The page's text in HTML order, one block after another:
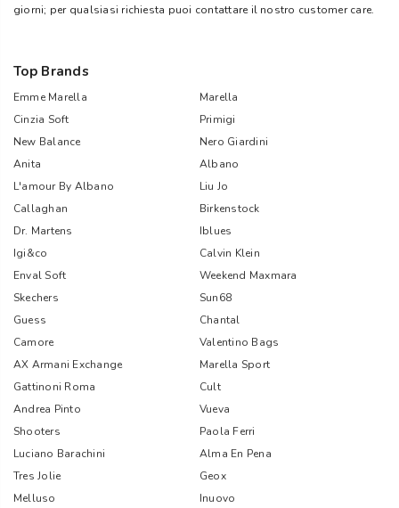
giorni; per qualsiasi richiesta puoi contattare il nostro customer care.
Top Brands
Emme Marella
Marella
Cinzia Soft
Primigi
New Balance
Nero Giardini
Anita
Albano
L'amour By Albano
Liu Jo
Callaghan
Birkenstock
Dr. Martens
Iblues
Igi&co
Calvin Klein
Enval Soft
Weekend Maxmara
Skechers
Sun68
Guess
Chantal
Camore
Valentino Bags
AX Armani Exchange
Marella Sport
Gattinoni Roma
Cult
Andrea Pinto
Vueva
Shooters
Paola Ferri
Luciano Barachini
Alma En Pena
Tres Jolie
Geox
Melluso
Inuovo